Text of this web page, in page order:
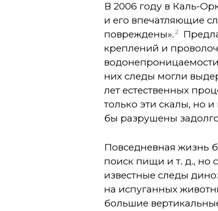
В 2006 году в Каль-
и его впечатляющие
повреждены». 2
креплений и
них следы могли
лет естественных
только эти скалы, но
бы разрушены
Повседневная жизнь
поиск пищи и т. д., но
известные следы
на испуганных
большие